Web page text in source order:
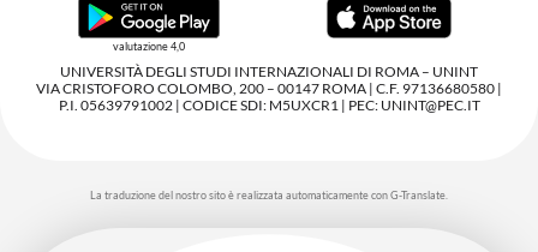
valutazione 4,0
UNIVERSITÀ DEGLI STUDI INTERNAZIONALI DI ROMA – UNINT
VIA CRISTOFORO COLOMBO, 200 – 00147 ROMA | C.F. 97136680580 |
P.I. 05639791002 | CODICE SDI: M5UXCR1 | PEC: UNINT@PEC.IT
La traduzione del nostro sito è realizzata automaticamente con G-Translate.